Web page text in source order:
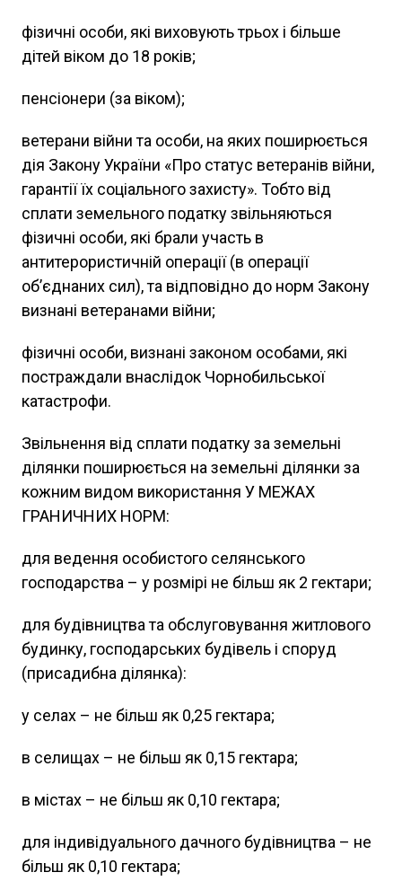
фізичні особи, які виховують трьох і більше
дітей віком до 18 років;
пенсіонери (за віком);
ветерани війни та особи, на яких поширюється
дія Закону України «Про статус ветеранів війни,
гарантії їх соціального захисту». Тобто від
сплати земельного податку звільняються
фізичні особи, які брали участь в
антитерористичній операції (в операції
об’єднаних сил), та відповідно до норм Закону
визнані ветеранами війни;
фізичні особи, визнані законом особами, які
постраждали внаслідок Чорнобильської
катастрофи.
Звільнення від сплати податку за земельні
ділянки поширюється на земельні ділянки за
кожним видом використання У МЕЖАХ
ГРАНИЧНИХ НОРМ:
для ведення особистого селянського
господарства – у розмірі не більш як 2 гектари;
для будівництва та обслуговування житлового
будинку, господарських будівель і споруд
(присадибна ділянка):
у селах – не більш як 0,25 гектара;
в селищах – не більш як 0,15 гектара;
в містах – не більш як 0,10 гектара;
для індивідуального дачного будівництва – не
більш як 0,10 гектара;